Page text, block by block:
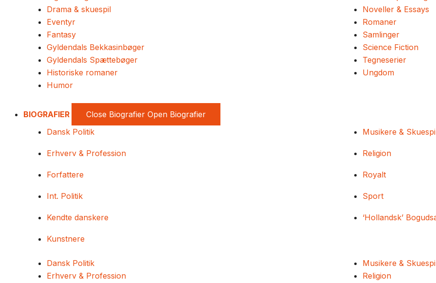
Drama & skuespil
Eventyr
Fantasy
Gyldendals Bekkasinbøger
Gyldendals Spættebøger
Historiske romaner
Humor
Noveller & Essays
Romaner
Samlinger
Science Fiction
Tegneserier
Ungdom
BIOGRAFIER Close Biografier Open Biografier
Dansk Politik
Erhverv & Profession
Forfattere
Int. Politik
Kendte danskere
Kunstnere
Musikere &
Religion
Royalt
Sport
‘Hollandsk’
Dansk Politik
Erhverv & Profession
Musikere &
Religion